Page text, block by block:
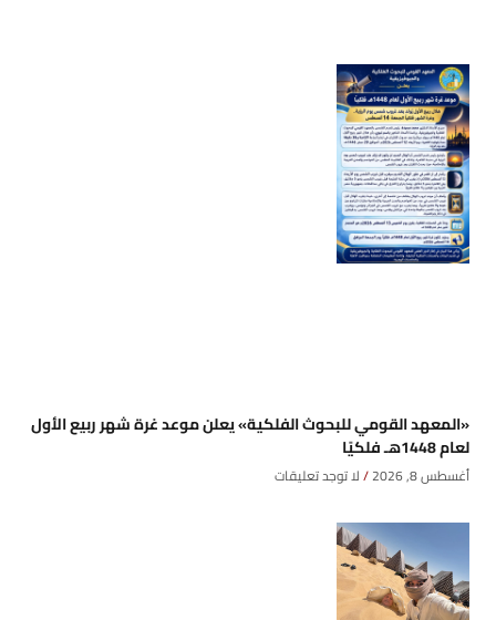
«المعهد القومي للبحوث الفلكية» يعلن موعد غرة شهر ربيع الأول
لعام 1448هـ فلكيًا
أغسطس 8, 2026 لا توجد تعليقات